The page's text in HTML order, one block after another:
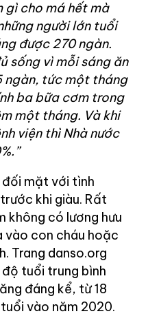
gì cho má hết mà
người lớn tuổi
được 270 ngàn.
sống vì mỗi sáng ăn
ngàn, tức một tháng
ba bữa cơm trong
một tháng. Và khi
viện thì Nhà nước
mặt với tình
khi giàu. Rất
không có lương hưu
vào con cháu hoặc
Trang danso.org
tuổi trung bình
đáng kể, từ 18
vào năm 2020.